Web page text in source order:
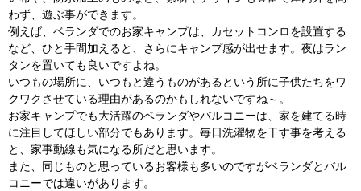
わず、遊ぶ事ができます。
例えば、ベランダでのお家キャンプは、カセットコンロを設置する
など、ひと手間加えると、さらにキャンプ感が出せます。夜はラン
タンを置いても良いですよね。
いつもの場所に、いつもと違うものがあるという所に子供たちをワ
クワクさせている理由があるのかもしれないですね～。
お家キャンプでも大活躍のベランダやバルコニーは、家を建てる時
に注目してほしい部分でもあります。毎日洗濯物を干す事を考える
と、家事動線も気になる所だと思います。
また、同じものと思っているお客様も多いのですがベランダとバル
コニーでは違いがあります。